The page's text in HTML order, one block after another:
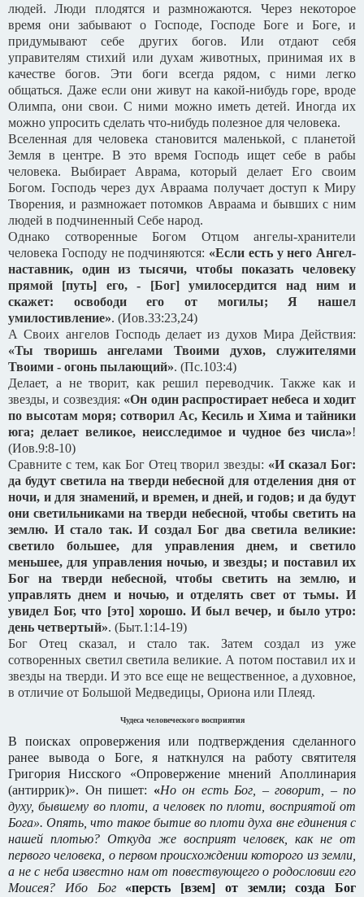
людей. Люди плодятся и размножаются. Через некоторое
время они забывают о Господе, Господе Боге и Боге, и
придумывают себе других богов. Или отдают себя
управителям стихий или духам животных, принимая их в
качестве богов. Эти боги всегда рядом, с ними легко
общаться. Даже если они живут на какой-нибудь горе, вроде
Олимпа, они свои. С ними можно иметь детей. Иногда их
можно упросить сделать что-нибудь полезное для человека.
Вселенная для человека становится маленькой, с планетой
Земля в центре. В это время Господь ищет себе в рабы
человека. Выбирает Аврама, который делает Его своим
Богом. Господь через дух Авраама получает доступ к Миру
Творения, и размножает потомков Авраама и бывших с ним
людей в подчиненный Себе народ.
Однако сотворенные Богом Отцом ангелы-хранители
человека Господу не подчиняются: «Если есть у него Ангел-
наставник, один из тысячи, чтобы показать человеку
прямой [путь] его, - [Бог] умилосердится над ним и
скажет: освободи его от могилы; Я нашел
умилостивление». (Иов.33:23,24)
А Своих ангелов Господь делает из духов Мира Действия:
«Ты творишь ангелами Твоими духов, служителями
Твоими - огонь пылающий». (Пс.103:4)
Делает, а не творит, как решил переводчик. Также как и
звезды, и созвездия: «Он один распростирает небеса и ходит
по высотам моря; сотворил Ас, Кесиль и Хима и тайники
юга; делает великое, неисследимое и чудное без числа»!
(Иов.9:8-10)
Сравните с тем, как Бог Отец творил звезды: «И сказал Бог:
да будут светила на тверди небесной для отделения дня от
ночи, и для знамений, и времен, и дней, и годов; и да будут
они светильниками на тверди небесной, чтобы светить на
землю. И стало так. И создал Бог два светила великие:
светило большее, для управления днем, и светило
меньшее, для управления ночью, и звезды; и поставил их
Бог на тверди небесной, чтобы светить на землю, и
управлять днем и ночью, и отделять свет от тьмы. И
увидел Бог, что [это] хорошо. И был вечер, и было утро:
день четвертый». (Быт.1:14-19)
Бог Отец сказал, и стало так. Затем создал из уже
сотворенных светил светила великие. А потом поставил их и
звезды на тверди. И это все еще не вещественное, а духовное,
в отличие от Большой Медведицы, Ориона или Плеяд.
Чудеса человеческого восприятия
В поисках опровержения или подтверждения сделанного
ранее вывода о Боге, я наткнулся на работу святителя
Григория Нисского «Опровержение мнений Аполлинария
(антиррик)». Он пишет: «Но он есть Бог, – говорит, – по
духу, бывшему во плоти, а человек по плоти, восприятой от
Бога». Опять, что такое бытие во плоти духа вне единения с
нашей плотью? Откуда же восприят человек, как не от
первого человека, о первом происхождении которого из земли,
а не с неба известно нам от повествующего о родословии его
Моисея? Ибо Бог «персть [взем] от земли; созда Бог